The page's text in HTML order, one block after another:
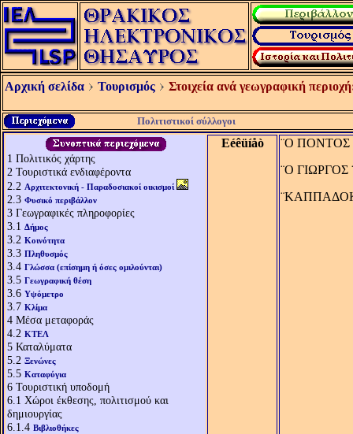
Αρχική σελίδα Τουρισμός Στοιχεία ανά γεωγραφική
Πολιτιστικοί σύλλογοι
1 Πολιτικός χάρτης
2 Τουριστικά ενδιαφέροντα
2.2 Αρχιτεκτονική - Παραδοσιακοί οικισμοί
2.3 Φυσικό περιβάλλον
3 Γεωγραφικές πληροφορίες
3.1 Δήμος
3.2 Κοινότητα
3.3 Πληθυσμός
3.4 Γλώσσα (επίσημη ή όσες ομιλούνται)
3.5 Γεωγραφική θέση
3.6 Υψόμετρο
3.7 Κλίμα
4 Μέσα μεταφοράς
4.2 ΚΤΕΛ
5 Καταλύματα
5.2 Ξενώνες
5.5 Καταφύγια
6 Τουριστική υποδομή
6.1 Χώροι έκθεσης, πολιτισμού και
δημιουργίας
6.1.4 Βιβλιοθήκες
Eéêüíåò
¨Ο ΠΟΝΤΟΣ
¨Ο ΓΙΩΡΓΟΣ